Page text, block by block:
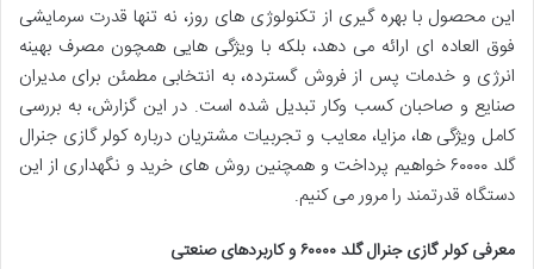
این محصول با بهره گیری از تکنولوژی های روز، نه تنها قدرت سرمایشی
فوق العاده ای ارائه می دهد، بلکه با ویژگی هایی همچون مصرف بهینه
انرژی و خدمات پس از فروش گسترده، به انتخابی مطمئن برای مدیران
صنایع و صاحبان کسب وکار تبدیل شده است. در این گزارش، به بررسی
کامل ویژگی ها، مزایا، معایب و تجربیات مشتریان درباره کولر گازی جنرال
گلد ۶۰۰۰۰ خواهیم پرداخت و همچنین روش های خرید و نگهداری از این
دستگاه قدرتمند را مرور می کنیم.
معرفی کولر گازی جنرال گلد ۶۰۰۰۰ و کاربردهای صنعتی